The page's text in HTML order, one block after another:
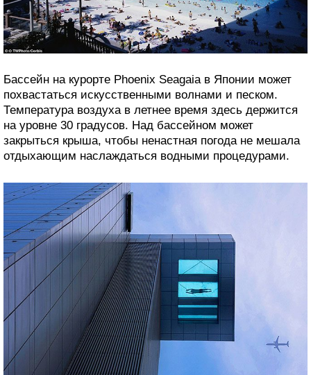
Бассейн на курорте Phoenix Seagaia в Японии может
похвастаться искусственными волнами и песком.
Температура воздуха в летнее время здесь держится
на уровне 30 градусов. Над бассейном может
закрыться крыша, чтобы ненастная погода не мешала
отдыхающим наслаждаться водными процедурами.